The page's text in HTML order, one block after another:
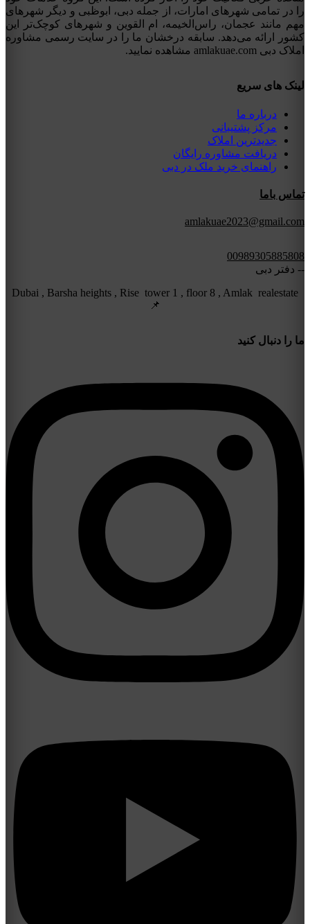
را در تمامی شهرهای امارات، از جمله دبی، ابوظبی و دیگر شهرهای
مهم مانند عجمان، راس‌الخیمه، ام القوین و شهرهای کوچک‌تر این
کشور ارائه می‌دهد. سابقه درخشان ما را در سایت رسمی مشاوره
املاک دبی amlakuae.com مشاهده نمایید.
لینک های سریع
درباره ما
مرکز پشتیبانی
جدیدترین املاک
دریافت مشاوره رایگان
راهنمای خرید ملک در دبی
تماس باما
amlakuae2023@gmail.com
00989305885808
-- دفتر دبی
Dubai , Barsha heights , Rise tower 1 , floor 8 , Amlak realestate
📌
ما را دنبال کنید